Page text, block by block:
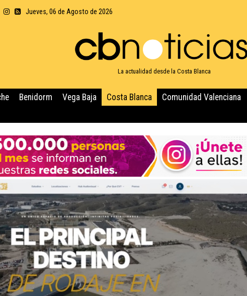
Jueves, 06 de Agosto de 2026
La actualidad desde la Costa Blanca
Benidorm Vega Baja Costa Blanca Comunidad Valenciana